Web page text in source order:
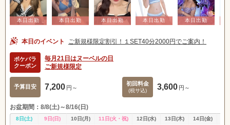
本日のイベント ご新規様限定割引！１SET40分2000円でご案内！
ポケパラ
クーポン
毎月21日はヌーベルの日
ご新規様限定
予算目安 7,200 円～
初回料金
(税サ込) 3,600 円～
お盆期間：8/8(土)～8/16(日)
8日(土) 9日(日) 10日(月) 11日(火・祝) 12日(水) 13日(木) 14日(金)